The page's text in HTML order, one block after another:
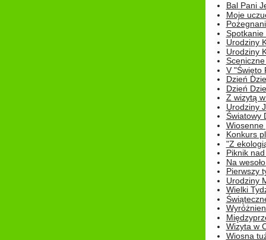
Bal Pani
Moje
Spotkanie
Urodziny
Urodziny
V "Święto
Dzień
Dzień
Z wizytą
Urodziny
Światowy
Wiosenne
Konkurs
"Z
Piknik
Na
Pierwszy
Urodziny
Wielki
Wizyta w
Wiosna